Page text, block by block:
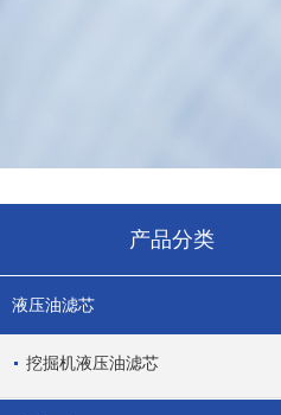
产品分类
液压油滤芯
挖掘机液压油滤芯